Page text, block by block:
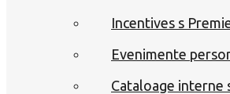
Incentives s
Evenimente
Cataloage interne